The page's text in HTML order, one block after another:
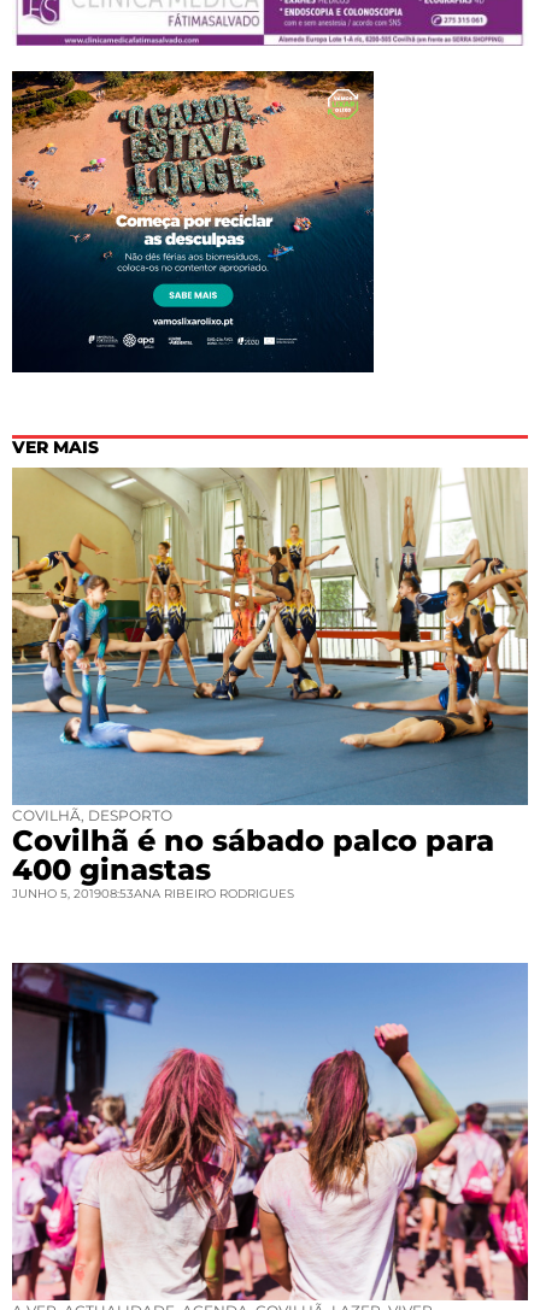
VER MAIS
COVILHÃ, DESPORTO
Covilhã é no sábado palco para
400 ginastas
JUNHO 5, 201908:53ANA RIBEIRO RODRIGUES